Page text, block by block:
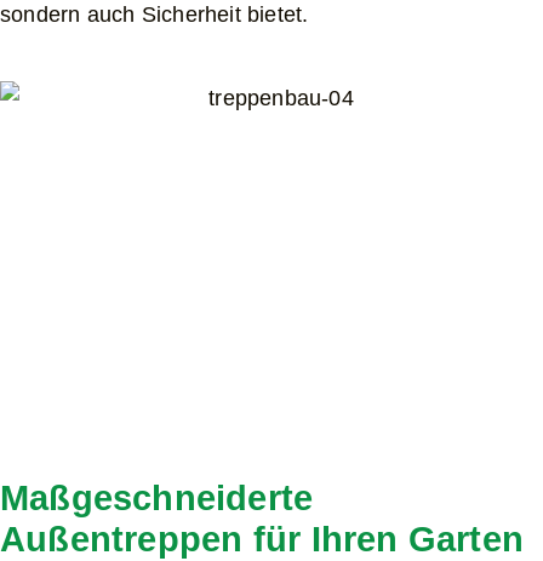
sondern auch Sicherheit bietet.
Maßgeschneiderte
Außentreppen für Ihren Garten